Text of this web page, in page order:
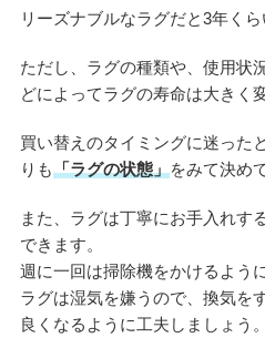
リーズナブルなラグだと3年くら
ただし、ラグの種類や、使用状
どによってラグの寿命は大きく
買い替えのタイミングに迷った
りも「ラグの状態」をみて決め
また、ラグは丁寧にお手入れす
できます。
週に一回は掃除機をかけるよう
ラグは湿気を嫌うので、換気を
良くなるように工夫しましょう。